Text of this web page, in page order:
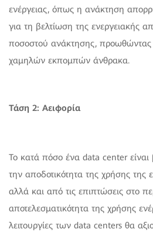
ενέργειας, όπως η ανάκτηση
για τη βελτίωση της ενεργειακής
ποσοστού ανάκτησης,
χαμηλών εκπομπών άνθρακα.
Τάση 2: Αειφορία
Το κατά πόσο ένα data center είναι
την αποδοτικότητα της χρήσης της
αλλά και από τις επιπτώσεις στο
αποτελεσματικότητα της χρήσης
λειτουργίες των data centers θα